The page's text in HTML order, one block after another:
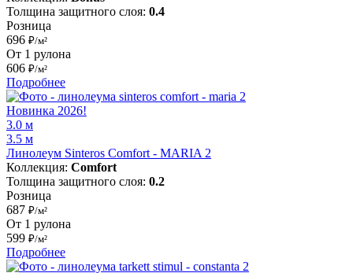
Толщина защитного слоя: 0.4
Розница
696 ₽/м²
От 1 рулона
606 ₽/м²
Подробнее
Новинка 2026!
3.0 м
3.5 м
Линолеум Sinteros Comfort - MARIA 2
Коллекция: Comfort
Толщина защитного слоя: 0.2
Розница
687 ₽/м²
От 1 рулона
599 ₽/м²
Подробнее